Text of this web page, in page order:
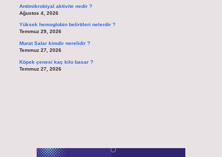
Antimikrobiyal aktivite nedir ?
Ağustos 4, 2026
Yüksek hemoglobin belirtileri nelerdir ?
Temmuz 29, 2026
Murat Salar kimdir nerelidir ?
Temmuz 27, 2026
Köpek çenesi kaç kilo basar ?
Temmuz 27, 2026